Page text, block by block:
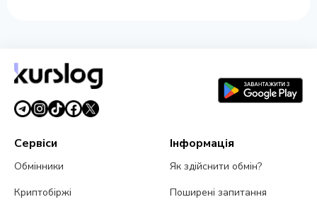
Сервіси
Обмінники
Криптобіржі
Інформація
Як здійснити обмін?
Поширені запитання